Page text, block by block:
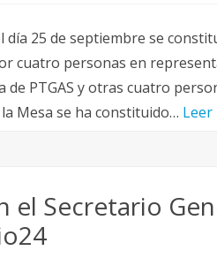
RPT
Mesa
PTGAS
día 25 de septiembre se
cuatro personas en
de PTGAS y otras cuatro
Mesa se ha constituido… Leer
Secretario